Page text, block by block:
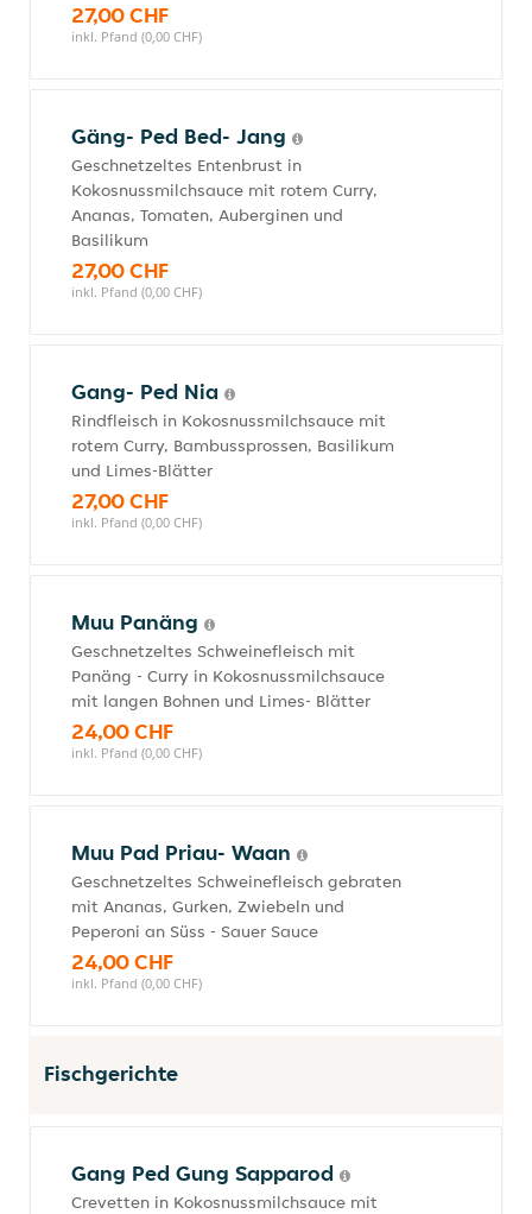
27,00 CHF
inkl. Pfand (0,00 CHF)
Gäng- Ped Bed- Jang
Geschnetzeltes Entenbrust in
Kokosnussmilchsauce mit rotem Curry,
Ananas, Tomaten, Auberginen und
Basilikum
27,00 CHF
inkl. Pfand (0,00 CHF)
Gang- Ped Nia
Rindfleisch in Kokosnussmilchsauce mit
rotem Curry, Bambussprossen, Basilikum
und Limes-Blätter
27,00 CHF
inkl. Pfand (0,00 CHF)
Muu Panäng
Geschnetzeltes Schweinefleisch mit
Panäng - Curry in Kokosnussmilchsauce
mit langen Bohnen und Limes- Blätter
24,00 CHF
inkl. Pfand (0,00 CHF)
Muu Pad Priau- Waan
Geschnetzeltes Schweinefleisch gebraten
mit Ananas, Gurken, Zwiebeln und
Peperoni an Süss - Sauer Sauce
24,00 CHF
inkl. Pfand (0,00 CHF)
Fischgerichte
Gang Ped Gung Sapparod
Crevetten in Kokosnussmilchsauce mit